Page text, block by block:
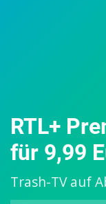
RTL+
für 9,99
Trash-TV auf